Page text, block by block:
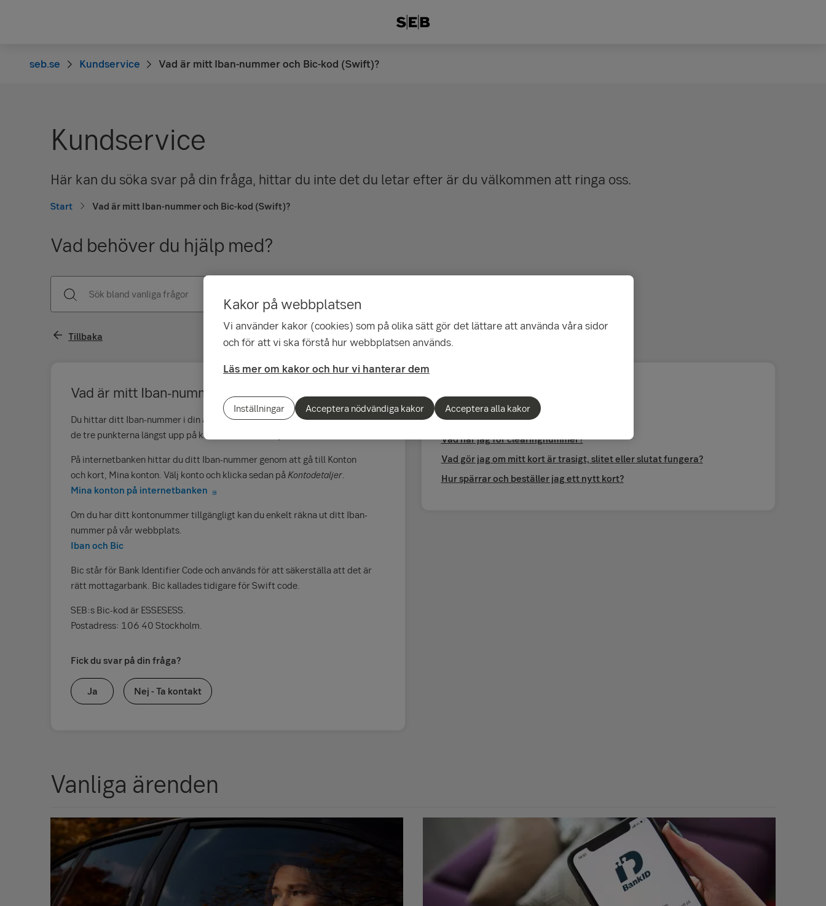
seb.se Kundservice Vad är mitt Iban-nummer och Bic-kod (Swift)?
Kundservice
Här kan du söka svar på din fråga, hittar du inte det du letar efter är du välkommen att ringa oss.
Start Vad är mitt Iban-nummer och Bic-kod (Swift)?
Vad behöver du hjälp med?
Tillbaka
Vad är mitt Iban-nummer och Bic-kod (Swift)?
Du hittar ditt Iban-nummer i din app genom att välja ett konto och trycka på
de tre punkterna längst upp på kontobilden och välja Kontoinformation.
På internetbanken hittar du ditt Iban-nummer genom att gå till Konton
och kort, Mina konton. Välj konto och klicka sedan påKontodetaljer.
Mina konton på internetbanken
Om du har ditt kontonummer tillgängligt kan du enkelt räkna ut ditt Iban-
nummer på vår webbplats.
Iban och Bic
Bic står för Bank Identifier Code och används för att säkerställa att det är
rätt mottagarbank. Bic kallades tidigare för Swift code.
SEB:s Bic-kod är ESSESESS.
Postadress: 106 40 Stockholm.
Fick du svar på din fråga?
Ja Nej - Ta kontakt
Relaterade frågor och svar
Hur ändrar jag beloppsgräns för Swish?
Vad har jag för clearingnummer?
Vad gör jag om mitt kort är trasigt, slitet eller slutat fungera?
Hur spärrar och beställer jag ett nytt kort?
Vanliga ärenden
Kakor på webbplatsen
Vi använder kakor (cookies) som på olika sätt gör det lättare att använda våra sidor
och för att vi ska förstå hur webbplatsen används.
Läs mer om kakor och hur vi hanterar dem
Inställningar Acceptera nödvändiga kakor Acceptera alla kakor